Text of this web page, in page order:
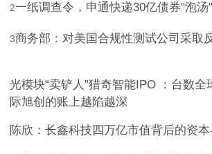
2一纸调查令，申通快递30亿债券"泡汤"
3商务部：对美国合规性测试公司采取
光模块“卖铲人”猎奇智能IPO ：台数全
际旭创的账上越陷越深
陈欣：长鑫科技四万亿市值背后的资